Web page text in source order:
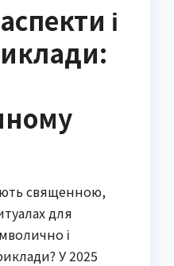
і
священною,
для
і
У 2025